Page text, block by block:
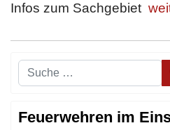
Infos zum Sachgebiet
Suchen
Feuerwehren im